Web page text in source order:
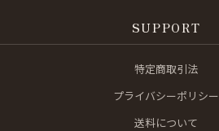
SUPPORT
特定商取引法
プライバシーポリシー
送料について